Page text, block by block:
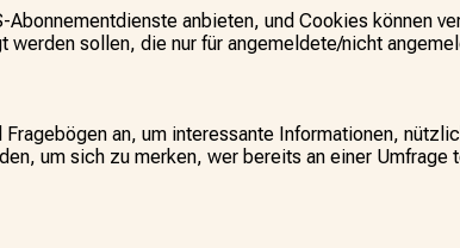
anbieten, und Cookies können
werden sollen, die nur für angemeldete/nicht
an, um interessante Informationen,
um sich zu merken, wer bereits an einer